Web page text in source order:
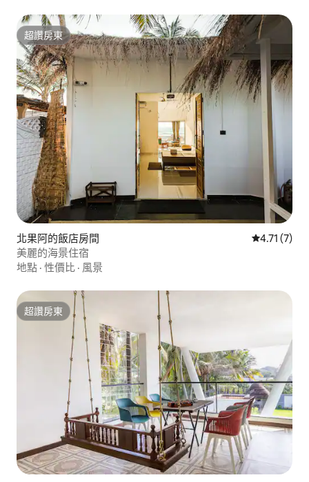
超讚房東
超讚房東
北果阿的飯店房間 從 7 則評價
4.71 (7)
美麗的海景住宿
地點 · 性價比 · 風景
超讚房東
超讚房東